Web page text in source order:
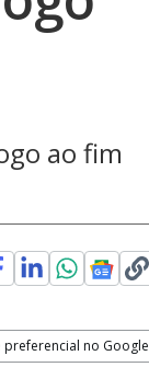
ao fim
no Google